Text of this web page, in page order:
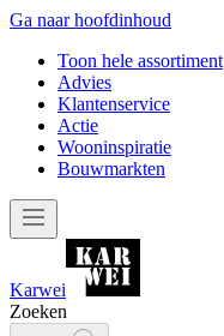
Ga naar hoofdinhoud
Toon hele assortiment
Advies
Klantenservice
Actie
Wooninspiratie
Bouwmarkten
Karwei
Zoeken